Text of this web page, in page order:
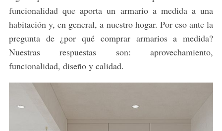
funcionalidad que aporta un armario a medida a una
habitación y, en general, a nuestro hogar. Por eso ante la
pregunta de ¿por qué comprar armarios a medida?
Nuestras respuestas son: aprovechamiento,
funcionalidad, diseño y calidad.